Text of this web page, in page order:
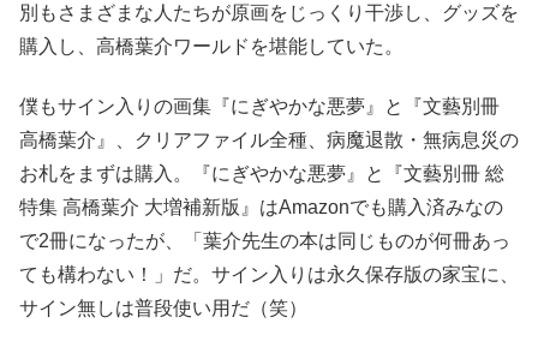
別もさまざまな人たちが原画をじっくり干渉し、グッズを
購入し、高橋葉介ワールドを堪能していた。
僕もサイン入りの画集『にぎやかな悪夢』と『文藝別冊
高橋葉介』、クリアファイル全種、病魔退散・無病息災の
お札をまずは購入。『にぎやかな悪夢』と『文藝別冊 総
特集 高橋葉介 大増補新版』はAmazonでも購入済みなの
で2冊になったが、「葉介先生の本は同じものが何冊あっ
ても構わない！」だ。サイン入りは永久保存版の家宝に、
サイン無しは普段使い用だ（笑）